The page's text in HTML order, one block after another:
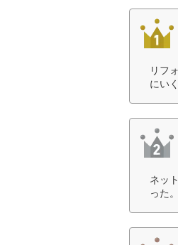
リフ
にい
ネッ
った